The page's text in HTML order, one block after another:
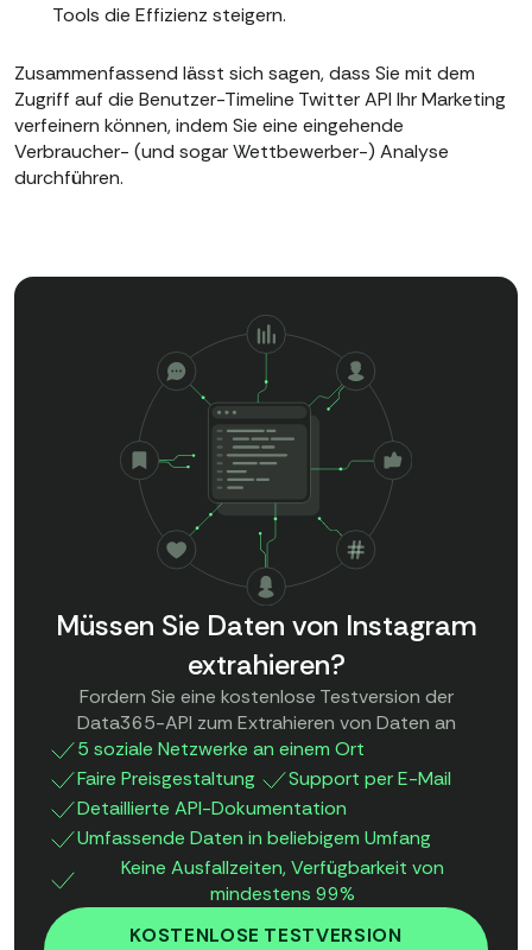
Tools die Effizienz steigern.
Zusammenfassend lässt sich sagen, dass Sie mit dem
Zugriff auf die Benutzer-Timeline Twitter API Ihr Marketing
verfeinern können, indem Sie eine eingehende
Verbraucher- (und sogar Wettbewerber-) Analyse
durchführen.
Müssen Sie Daten von Instagram
extrahieren?
Fordern Sie eine kostenlose Testversion der
Data365-API zum Extrahieren von Daten an
5 soziale Netzwerke an einem Ort
Faire Preisgestaltung
Support per E-Mail
Detaillierte API-Dokumentation
Umfassende Daten in beliebigem Umfang
Keine Ausfallzeiten, Verfügbarkeit von
mindestens 99%
KOSTENLOSE TESTVERSION